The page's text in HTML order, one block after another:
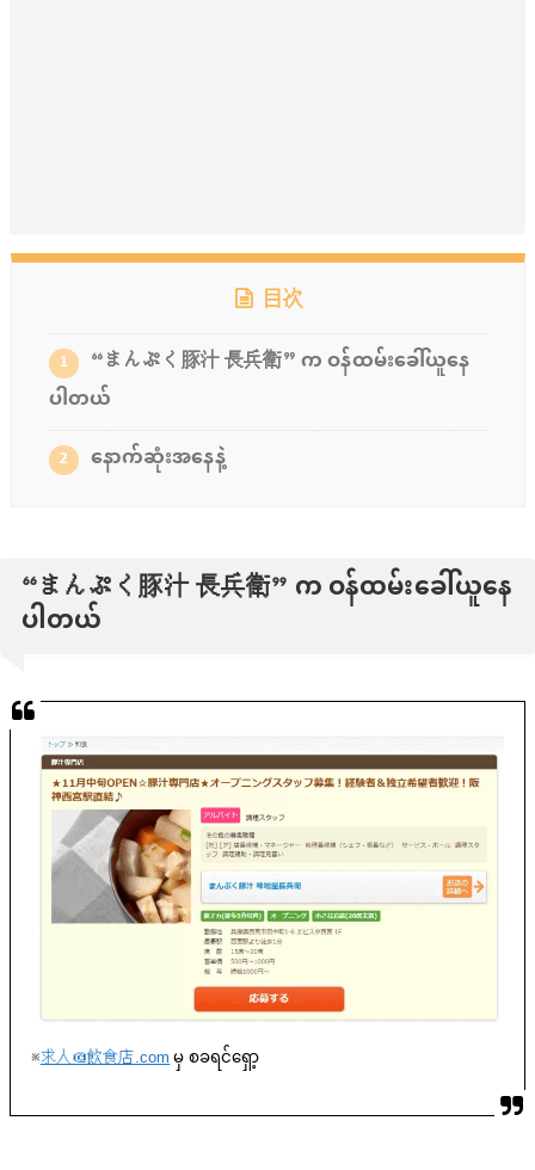
目次
1
“まんぷく豚汁 長兵衛” က ဝန်ထမ်းခေါ်ယူနေ
ပါတယ်
2 နောက်ဆုံးအနေနဲ့
“まんぷく豚汁 長兵衛” က ဝန်ထမ်းခေါ်ယူနေ
ပါတယ်
※求人＠飲食店.comမှ စခရင်ရှော့